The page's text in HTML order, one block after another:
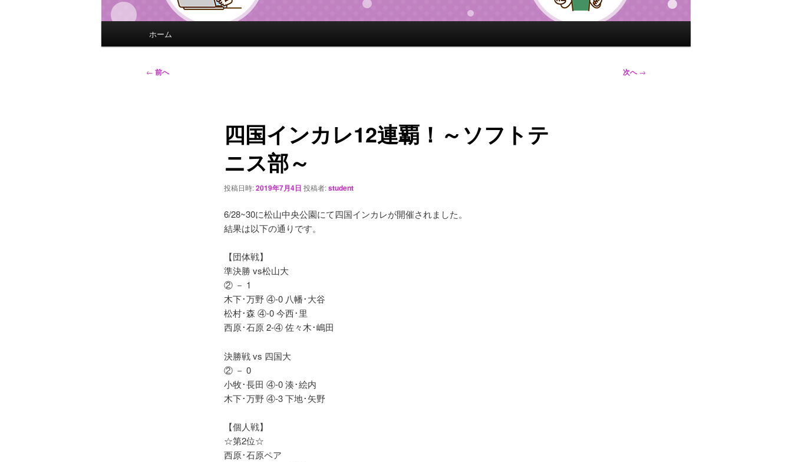
ホーム
投
← 前へ 次へ→
四国インカレ12連覇！～ソフトテ
ニス部～
投稿日時:2019年7月4日 投稿者:student
6/28~30に松山中央公園にて四国インカレが開催されました。
結果は以下の通りです。
【団体戦】
準決勝 vs松山大
② － 1
木下･万野 ④-0 八幡･大谷
松村･森 ④-0 今西･里
西原･石原 2-④ 佐々木･嶋田
決勝戦 vs 四国大
② － 0
小牧･長田 ④-0 湊･絵内
木下･万野 ④-3 下地･矢野
【個人戦】
☆第2位☆
西原･石原ペア